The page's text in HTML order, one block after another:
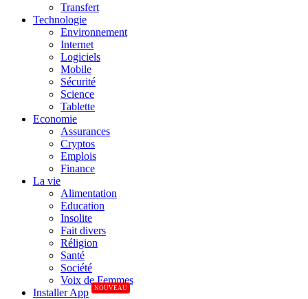
Transfert
Technologie
Environnement
Internet
Logiciels
Mobile
Sécurité
Science
Tablette
Economie
Assurances
Cryptos
Emplois
Finance
La vie
Alimentation
Education
Insolite
Fait divers
Réligion
Santé
Société
Voix de Femmes
Installer App
NOUVEAU